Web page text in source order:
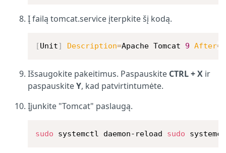
Į failą tomcat.service įterpkite šį kodą.
[Unit] Description=Apache Tomcat 9 After=
Išsaugokite pakeitimus. Paspauskite CTRL + X ir
paspauskiteY, kad patvirtintumėte.
Įjunkite "Tomcat" paslaugą.
sudo systemctl daemon-reload sudo